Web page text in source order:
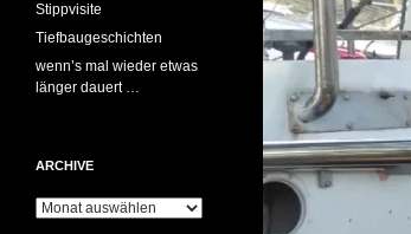
Stippvisite
Tiefbaugeschichten
wenn’s mal wieder etwas
länger dauert …
ARCHIVE
Archive